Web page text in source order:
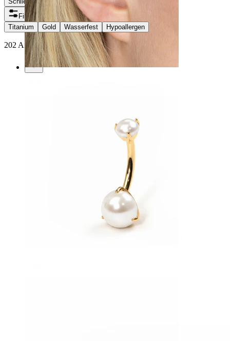
Filter
Titanium
Gold Wasserfest Hypoallergen
202 Artikel gefunden